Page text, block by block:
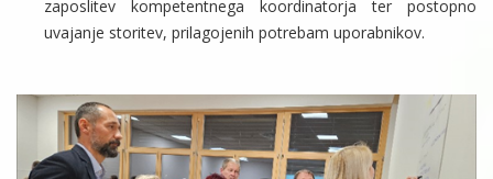
zaposlitev kompetentnega koordinatorja ter postopno
uvajanje storitev, prilagojenih potrebam uporabnikov.